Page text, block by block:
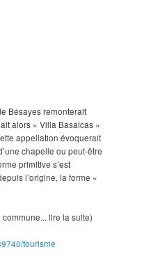
Bésayes remonterait
alors « Villa Basaicas »
appellation évoquerait
chapelle ou peut-être
primitive s’est
l’origine, la forme «
lire la suite)
tourisme